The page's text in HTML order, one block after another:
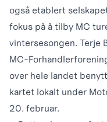
også etablert
fokus på å tilby MC
vintersesongen. Terje
MC-
over hele landet
kartet lokalt under
20. februar.